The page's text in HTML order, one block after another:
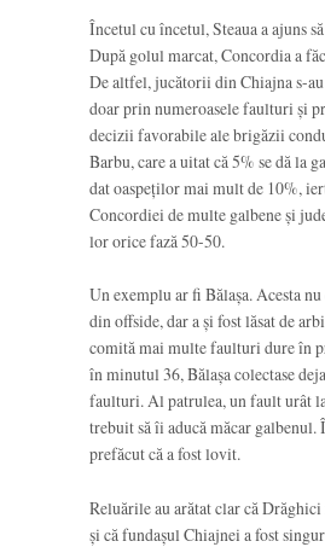
Încetul cu încetul, Steaua a ajuns
După golul marcat, Concordia a
De altfel, jucătorii din Chiajna s-
doar prin numeroasele faulturi și
decizii favorabile ale brigăzii
Barbu, care a uitat că 5% se dă la
dat oaspeților mai mult de 10%,
Concordiei de multe galbene și
lor orice fază 50-50.
Un exemplu ar fi Bălașa. Acesta
din offside, dar a și fost lăsat de
comită mai multe faulturi dure în
în minutul 36, Bălașa colectase
faulturi. Al patrulea, un fault urât
trebuit să îi aducă măcar galbenul.
prefăcut că a fost lovit.
Reluările au arătat clar că
și că fundașul Chiajnei a fost